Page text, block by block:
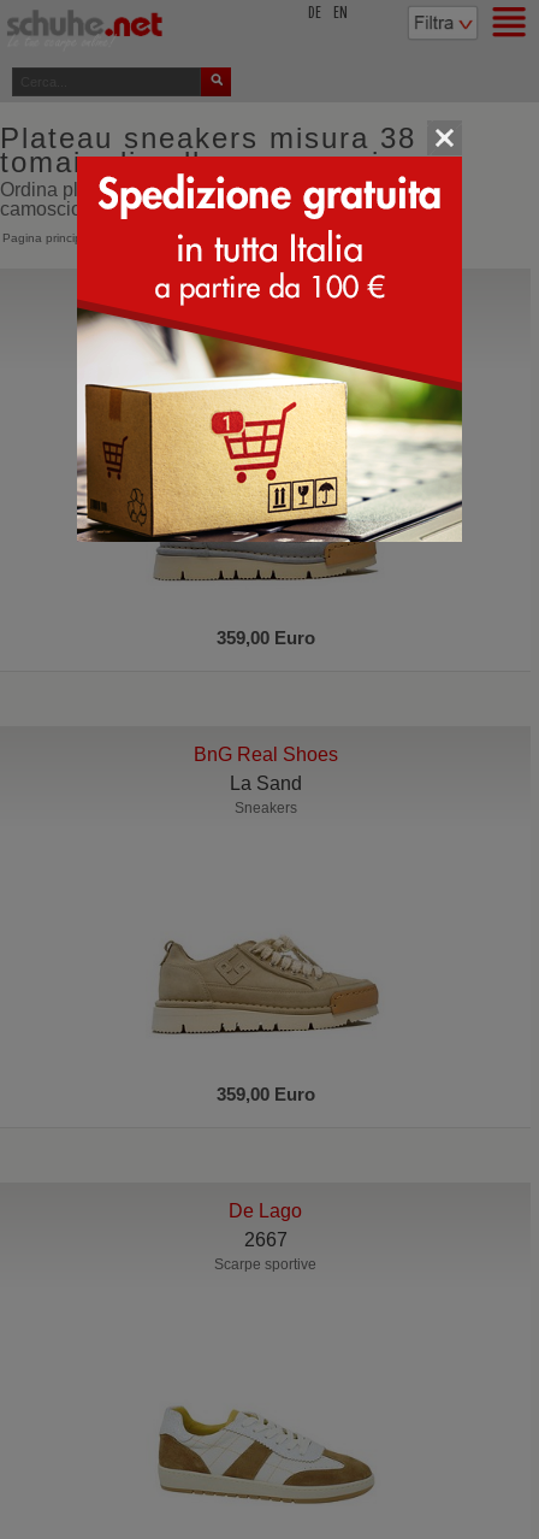
DE EN
Plateau sneakers misura 38
tomaia di pelle e camoscio
Ordina plateau sneakers misura 38 tomaia di pelle e
camoscio online direttamente dall'Italia
Pagina principale Sneakers> Plateau Sneakers
BnG Real Shoes
La Azzurrina
Sneakers
359,00 Euro
BnG Real Shoes
La Sand
Sneakers
359,00 Euro
De Lago
2667
Scarpe sportive